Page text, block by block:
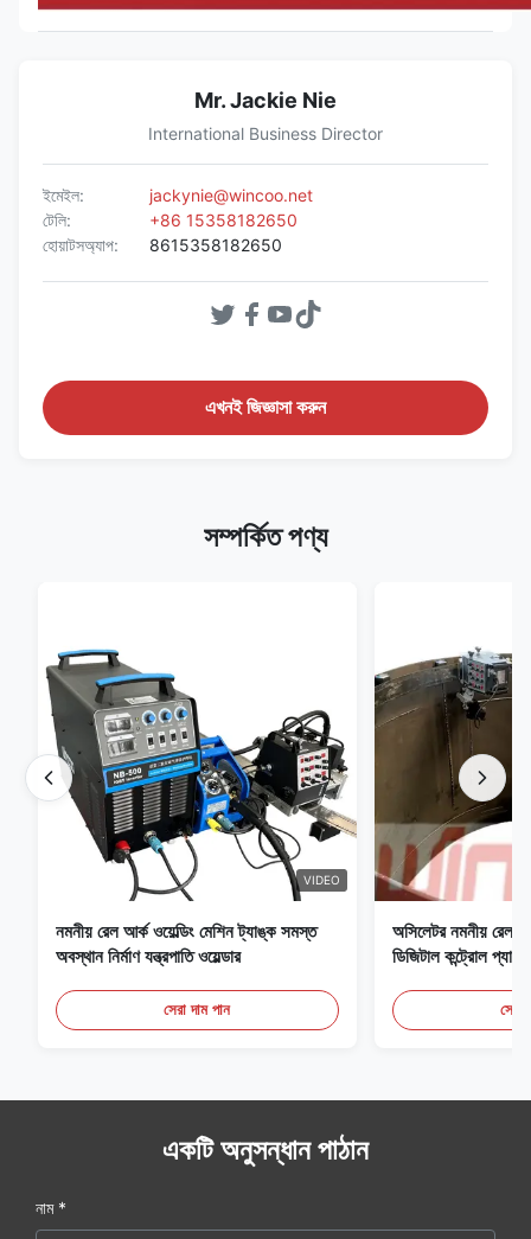
Mr. Jackie Nie
International Business Director
ইমেইল:
jackynie@wincoo.net
টেলি:
+86 15358182650
হোয়াটসঅ্যাপ:
8615358182650
এখনই জিজ্ঞাসা করুন
সম্পর্কিত পণ্য
VIDEO
নমনীয় রেল আর্ক ওয়েল্ডিং মেশিন ট্যাঙ্ক সমস্ত
অবস্থান নির্মাণ যন্ত্রপাতি ওয়েল্ডার
সেরা দাম পান
অসিলেটর নমনীয় রেল
ডিজিটাল কন্ট্রোল
সেরা
একটি অনুসন্ধান পাঠান
নাম *